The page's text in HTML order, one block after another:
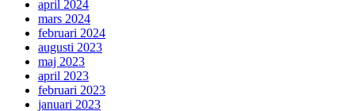
april 2024
mars 2024
februari 2024
augusti 2023
maj 2023
april 2023
februari 2023
januari 2023